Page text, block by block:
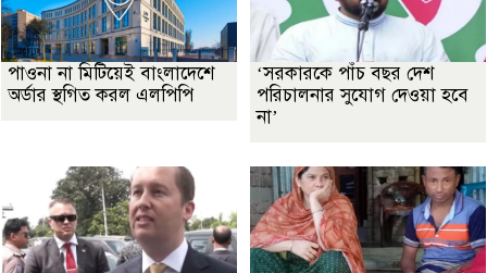
পাওনা না মিটিয়েই বাংলাদেশে
অর্ডার স্থগিত করল এলপিপি
‘সরকারকে পাঁচ বছর দেশ
পরিচালনার সুযোগ দেওয়া হবে
না’